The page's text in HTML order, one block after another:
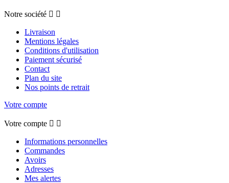
Notre société  
Livraison
Mentions légales
Conditions d'utilisation
Paiement sécurisé
Contact
Plan du site
Nos points de retrait
Votre compte
Votre compte  
Informations personnelles
Commandes
Avoirs
Adresses
Mes alertes